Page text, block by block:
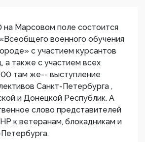
на Марсовом поле состоится
военного обучения
с участием курсантов
а также с участием всех
там же-- выступление
Санкт-Петербурга ,
и Донецкой Республик. А
слово представителей
к ветеранам, блокадникам и